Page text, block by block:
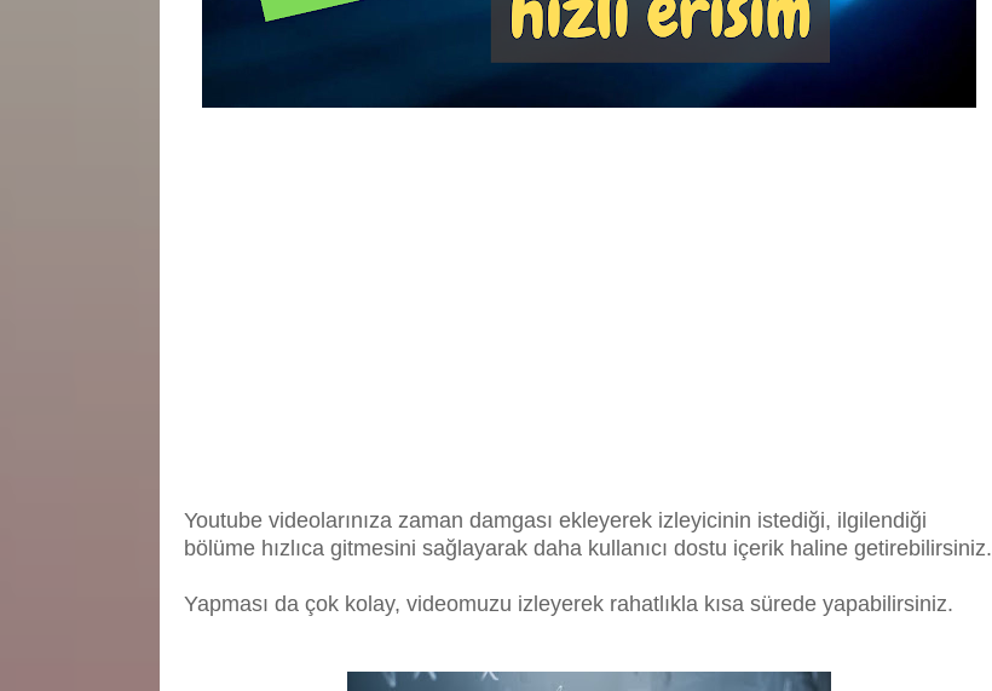
Youtube videolarınıza zaman damgası ekleyerek izleyicinin istediği, ilgilendiği
bölüme hızlıca gitmesini sağlayarak daha kullanıcı dostu içerik haline getirebilirsiniz.
Yapması da çok kolay, videomuzu izleyerek rahatlıkla kısa sürede yapabilirsiniz.